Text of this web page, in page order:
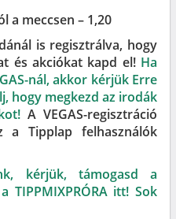
a meccsen – 1,20
is regisztrálva, hogy
és akciókat kapd el! Ha
nál, akkor kérjük Erre
hogy megkezd az irodák
A VEGAS-regisztráció
a Tipplap felhasználók
kérjük, támogasd a
TIPPMIXPRÓRA itt! Sok